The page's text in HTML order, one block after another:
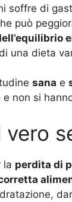
soffre di
può
una dieta
sana e
non si
vero
la perdita di